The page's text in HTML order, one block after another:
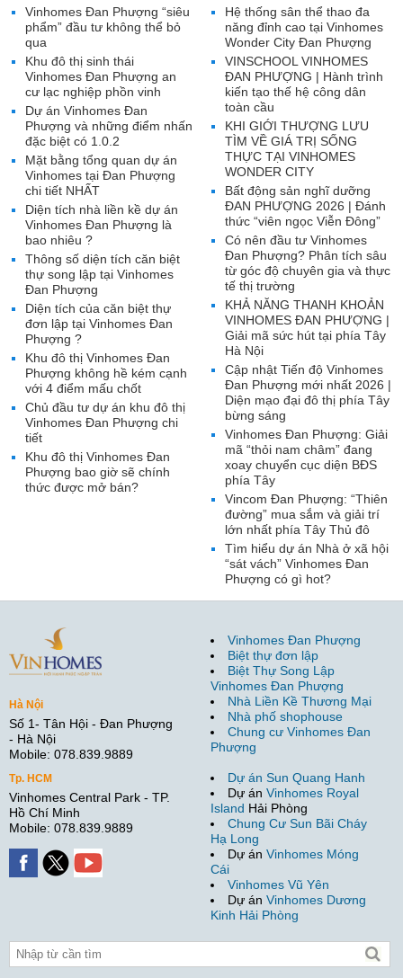
Hệ thống sân thể thao đa
năng đỉnh cao tại Vinhomes
Wonder City Đan Phượng
VINSCHOOL VINHOMES
ĐAN PHƯỢNG | Hành trình
kiến tạo thế hệ công dân
toàn cầu
KHI GIỚI THƯỢNG LƯU
TÌM VỀ GIÁ TRỊ SỐNG
THỰC TẠI VINHOMES
WONDER CITY
Bất động sản nghĩ dưỡng
ĐAN PHƯỢNG 2026 | Đánh
thức “viên ngọc Viễn Đông”
Có nên đầu tư Vinhomes
Đan Phượng? Phân tích sâu
từ góc độ chuyên gia và thực
tế thị trường
KHẢ NĂNG THANH KHOẢN
VINHOMES ĐAN PHƯỢNG |
Giải mã sức hút tại phía Tây
Hà Nội
Cập nhật Tiến độ Vinhomes
Đan Phượng mới nhất 2026 |
Diện mạo đại đô thị phía Tây
bừng sáng
Vinhomes Đan Phượng: Giải
mã “thỏi nam châm” đang
xoay chuyển cục diện BĐS
phía Tây
Vincom Đan Phượng: “Thiên
đường” mua sắm và giải trí
lớn nhất phía Tây Thủ đô
Tìm hiểu dự án Nhà ở xã hội
“sát vách” Vinhomes Đan
Phượng có gì hot?
Vinhomes Đan Phượng “siêu
phẩm” đầu tư không thể bỏ
qua
Khu đô thị sinh thái
Vinhomes Đan Phượng an
cư lạc nghiệp phồn vinh
Dự án Vinhomes Đan
Phượng và những điểm nhấn
đặc biệt có 1.0.2
Mặt bằng tổng quan dự án
Vinhomes tại Đan Phượng
chi tiết NHẤT
Diện tích nhà liền kề dự án
Vinhomes Đan Phượng là
bao nhiêu ?
Thông số diện tích căn biệt
thự song lập tại Vinhomes
Đan Phượng
Diện tích của căn biệt thự
đơn lập tại Vinhomes Đan
Phượng ?
Khu đô thị Vinhomes Đan
Phượng không hề kém cạnh
với 4 điểm mấu chốt
Chủ đầu tư dự án khu đô thị
Vinhomes Đan Phượng chi
tiết
Khu đô thị Vinhomes Đan
Phượng bao giờ sẽ chính
thức được mở bán?
Hà Nội
Số 1- Tân Hội - Đan Phượng
- Hà Nội
Mobile: 078.839.9889
Tp. HCM
Vinhomes Central Park - TP.
Hồ Chí Minh
Mobile: 078.839.9889
Vinhomes Đan Phượng
Biệt thự đơn lập
Biệt Thự Song Lập
Vinhomes Đan Phượng
Nhà Liền Kề Thương Mại
Nhà phố shophouse
Chung cư Vinhomes Đan
Phượng
Dự án Sun Quang Hanh
Dự án Vinhomes Royal
Island Hải Phòng
Chung Cư Sun Bãi Cháy
Hạ Long
Dự án Vinhomes Móng
Cái
Vinhomes Vũ Yên
Dự án Vinhomes Dương
Kinh Hải Phòng